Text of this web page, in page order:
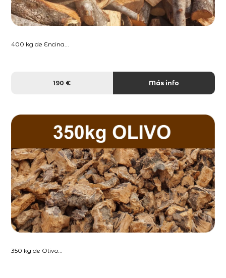
400 kg de Encina...
190 € Más info
350 kg de Olivo...